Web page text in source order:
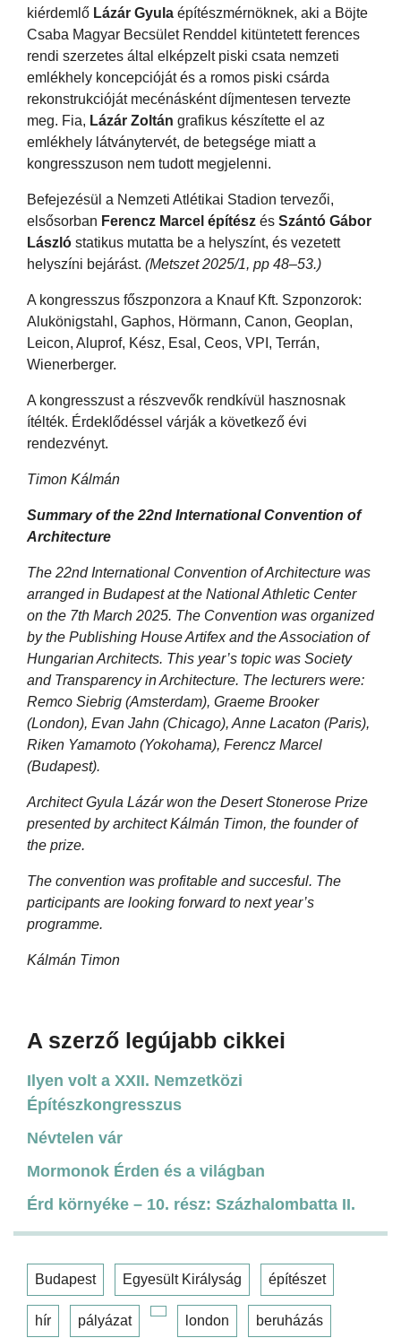
kiérdemlő Lázár Gyula építészmérnöknek, aki a Böjte
Csaba Magyar Becsület Renddel kitüntetett ferences
rendi szerzetes által elképzelt piski csata nemzeti
emlékhely koncepcióját és a romos piski csárda
rekonstrukcióját mecénásként díjmentesen tervezte
meg. Fia, Lázár Zoltán grafikus készítette el az
emlékhely látványtervét, de betegsége miatt a
kongresszuson nem tudott megjelenni.
Befejezésül a Nemzeti Atlétikai Stadion tervezői,
elsősorban Ferencz Marcel építész és Szántó Gábor
László statikus mutatta be a helyszínt, és vezetett
helyszíni bejárást. (Metszet 2025/1, pp 48–53.)
A kongresszus főszponzora a Knauf Kft. Szponzorok:
Alukönigstahl, Gaphos, Hörmann, Canon, Geoplan,
Leicon, Aluprof, Kész, Esal, Ceos, VPI, Terrán,
Wienerberger.
A kongresszust a részvevők rendkívül hasznosnak
ítélték. Érdeklődéssel várják a következő évi
rendezvényt.
Timon Kálmán
Summary of the 22nd International Convention of
Architecture
The 22nd International Convention of Architecture was
arranged in Budapest at the National Athletic Center
on the 7th March 2025. The Convention was organized
by the Publishing House Artifex and the Association of
Hungarian Architects. This year’s topic was Society
and Transparency in Architecture. The lecturers were:
Remco Siebrig (Amsterdam), Graeme Brooker
(London), Evan Jahn (Chicago), Anne Lacaton (Paris),
Riken Yamamoto (Yokohama), Ferencz Marcel
(Budapest).
Architect Gyula Lázár won the Desert Stonerose Prize
presented by architect Kálmán Timon, the founder of
the prize.
The convention was profitable and succesful. The
participants are looking forward to next year’s
programme.
Kálmán Timon
A szerző legújabb cikkei
Ilyen volt a XXII. Nemzetközi
Építészkongresszus
Névtelen vár
Mormonok Érden és a világban
Érd környéke – 10. rész: Százhalombatta II.
Budapest Egyesült Királyság építészet
hír pályázat london beruházás